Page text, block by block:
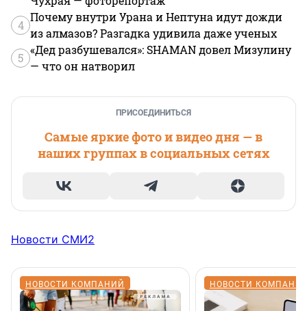
4
Почему внутри Урана и Нептуна идут дожди
из алмазов? Разгадка удивила даже ученых
5
«Дед разбушевался»: SHAMAN довел Мизулину
— что он натворил
ПРИСОЕДИНИТЬСЯ
Самые яркие фото и видео дня — в
наших группах в социальных сетях
Новости СМИ2
НОВОСТИ КОМПАНИЙ НОВОСТИ